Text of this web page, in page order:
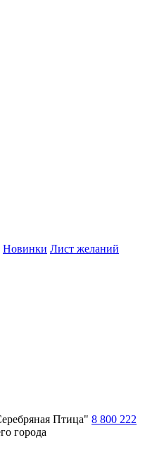
Новинки Лист желаний
Птица" 8 800 222
города